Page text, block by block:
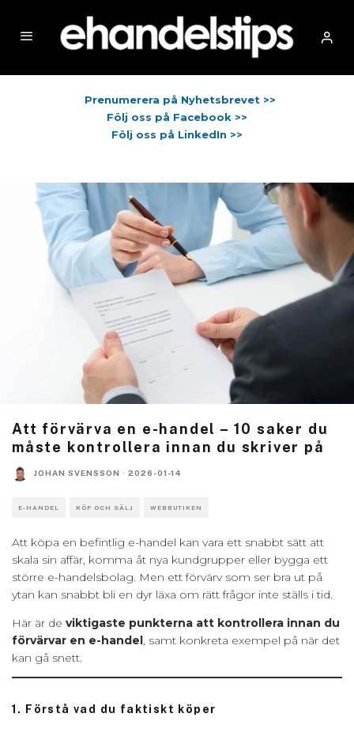
Prenumerera på Nyhetsbrevet >>
Följ oss på Facebook >>
Följ oss på LinkedIn >>
Att förvärva en e-handel – 10 saker du
måste kontrollera innan du skriver på
JOHAN SVENSSON · 2026-01-14
E-HANDEL KÖP OCH SÄLJ WEBBUTIKEN
Att köpa en befintlig e-handel kan vara ett snabbt sätt att
skala sin affär, komma åt nya kundgrupper eller bygga ett
större e-handelsbolag. Men ett förvärv som ser bra ut på
ytan kan snabbt bli en dyr läxa om rätt frågor inte ställs i tid.
Här är de viktigaste punkterna att kontrollera innan du
förvärvar en e-handel, samt konkreta exempel på när det
kan gå snett.
1. Förstå vad du faktiskt köper